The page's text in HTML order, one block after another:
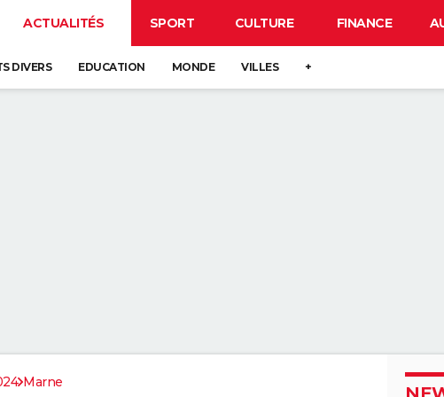
ACTUALITÉS SPORT CULTURE FINANCE
DIVERS EDUCATION MONDE VILLES +
Marne